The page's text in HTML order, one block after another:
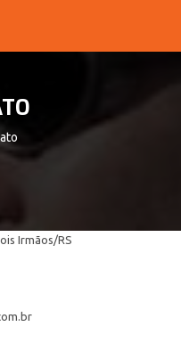
Irmãos/RS